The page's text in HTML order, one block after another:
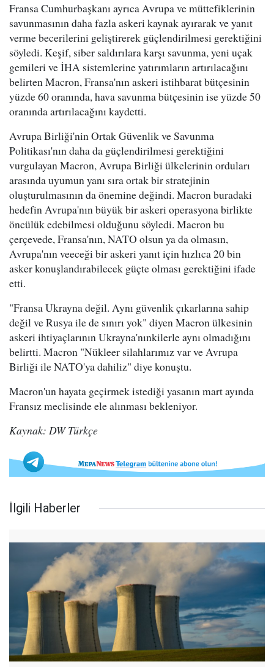
Fransa Cumhurbaşkanı ayrıca Avrupa ve müttefiklerinin
savunmasının daha fazla askeri kaynak ayırarak ve yanıt
verme becerilerini geliştirerek güçlendirilmesi gerektiğini
söyledi. Keşif, siber saldırılara karşı savunma, yeni uçak
gemileri ve İHA sistemlerine yatırımların artırılacağını
belirten Macron, Fransa'nın askeri istihbarat bütçesinin
yüzde 60 oranında, hava savunma bütçesinin ise yüzde 50
oranında artırılacağını kaydetti.
Avrupa Birliği'nin Ortak Güvenlik ve Savunma
Politikası'nın daha da güçlendirilmesi gerektiğini
vurgulayan Macron, Avrupa Birliği ülkelerinin orduları
arasında uyumun yanı sıra ortak bir stratejinin
oluşturulmasının da önemine değindi. Macron buradaki
hedefin Avrupa'nın büyük bir askeri operasyona birlikte
öncülük edebilmesi olduğunu söyledi. Macron bu
çerçevede, Fransa'nın, NATO olsun ya da olmasın,
Avrupa'nın veeceği bir askeri yanıt için hızlıca 20 bin
asker konuşlandırabilecek güçte olması gerektiğini ifade
etti.
"Fransa Ukrayna değil. Aynı güvenlik çıkarlarına sahip
değil ve Rusya ile de sınırı yok" diyen Macron ülkesinin
askeri ihtiyaçlarının Ukrayna'nınkilerle aynı olmadığını
belirtti. Macron "Nükleer silahlarımız var ve Avrupa
Birliği ile NATO'ya dahiliz" diye konuştu.
Macron'un hayata geçirmek istediği yasanın mart ayında
Fransız meclisinde ele alınması bekleniyor.
Kaynak: DW Türkçe
İlgili Haberler